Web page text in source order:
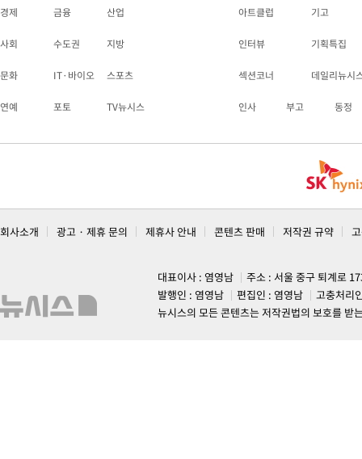
경제 금융 산업
사회 수도권 지방
문화 IT·바이오 스포츠
연예 포토 TV뉴시스
아트클럽 기고
인터뷰 기획특집
섹션코너 데일리뉴시
인사 부고 동정
회사소개 광고 · 제휴 문의 제휴사 안내 콘텐츠 판매 저작권 규약
대표이사 : 염영남
주소 : 서울 중구 퇴계로
발행인 : 염영남
편집인 : 염영남
고충처리
뉴시스의 모든 콘텐츠는 저작권법의 보호를